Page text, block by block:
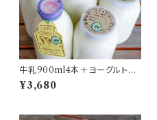
牛乳900ml4本＋ヨーグルト90
0g2本 セット
¥3,680